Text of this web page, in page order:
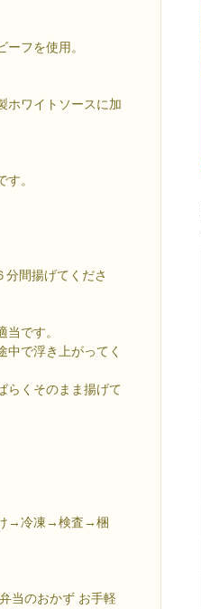
フを使用。
ホワイトソースに加
。
間揚げてくださ
です。
で浮き上がってく
らくそのまま揚げて
け→冷凍→検査→梱
当のおかず お手軽